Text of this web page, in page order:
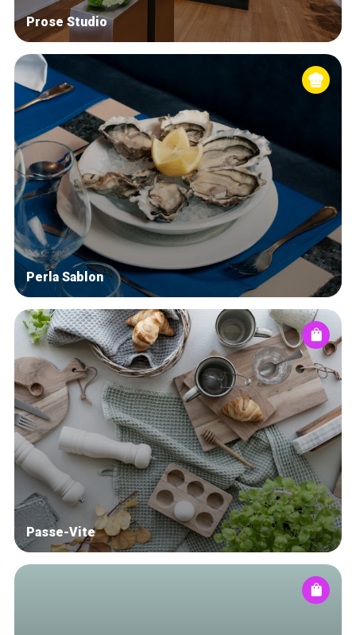
Accueil
Bonnes adresses
Quartiers
Blog
Tops 10
Artisans
A propos
Prose Studio
Perla Sablon
Passe-Vite